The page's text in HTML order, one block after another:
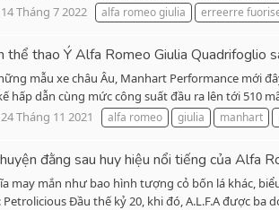
14 Tháng 7 2022 alfa romeo giulia erreerre
thể thao Ý Alfa Romeo Giulia Quadrifoglio
mẫu xe châu Âu, Manhart Performance mới
hấp dẫn cùng mức công suất đầu ra lên tới 510
24 Tháng 11 2021 alfa romeo giulia manhart
đằng sau huy hiệu nổi tiếng của Alfa
may mắn như bao hình tượng cỏ bốn lá khác,
Đầu thế kỷ 20, khi đó, A.L.F.A được ba